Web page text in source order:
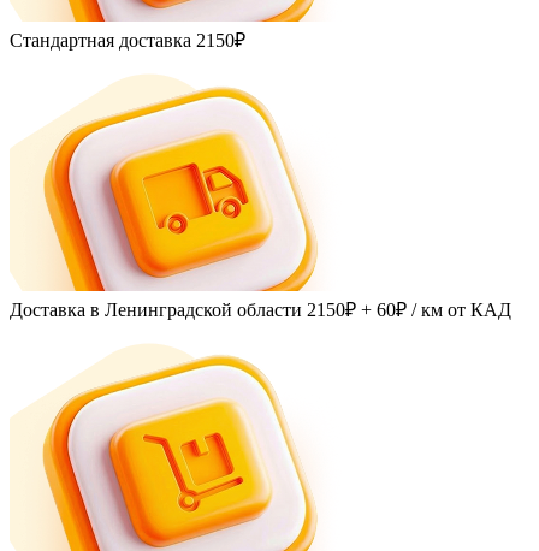
Стандартная доставка 2150₽
Доставка в Ленинградской области 2150₽ + 60₽ / км от КАД